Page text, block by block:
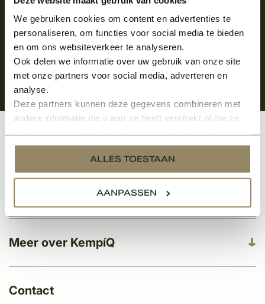
We gebruiken cookies om content en advertenties te
personaliseren, om functies voor social media te bieden
en om ons websiteverkeer te analyseren.
Ook delen we informatie over uw gebruik van onze site
met onze partners voor social media, adverteren en
analyse.
Deze partners kunnen deze gegevens combineren met
andere informatie die u aan ze heeft verstrekt of die ze
services.
ALLES TOESTAAN
AANPASSEN
Meer over KempíQ
Klantenservice
Contact